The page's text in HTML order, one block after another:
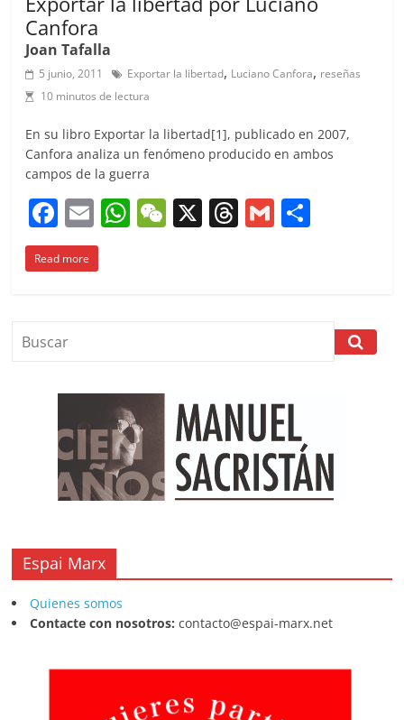
Canfora
Joan Tafalla
5 junio, 2011 Exportar la libertad, Luciano Canfora, reseñas
10 minutos de lectura
En su libro Exportar la libertad[1], publicado en 2007,
Canfora analiza un fenómeno producido en ambos
campos de la guerra
F
a
c
o
o
E
m
ai
W
p
W X T G
ar
tir
Read more
Espai Marx
Quienes somos
Contacte con nosotros: contacto@espai-marx.net